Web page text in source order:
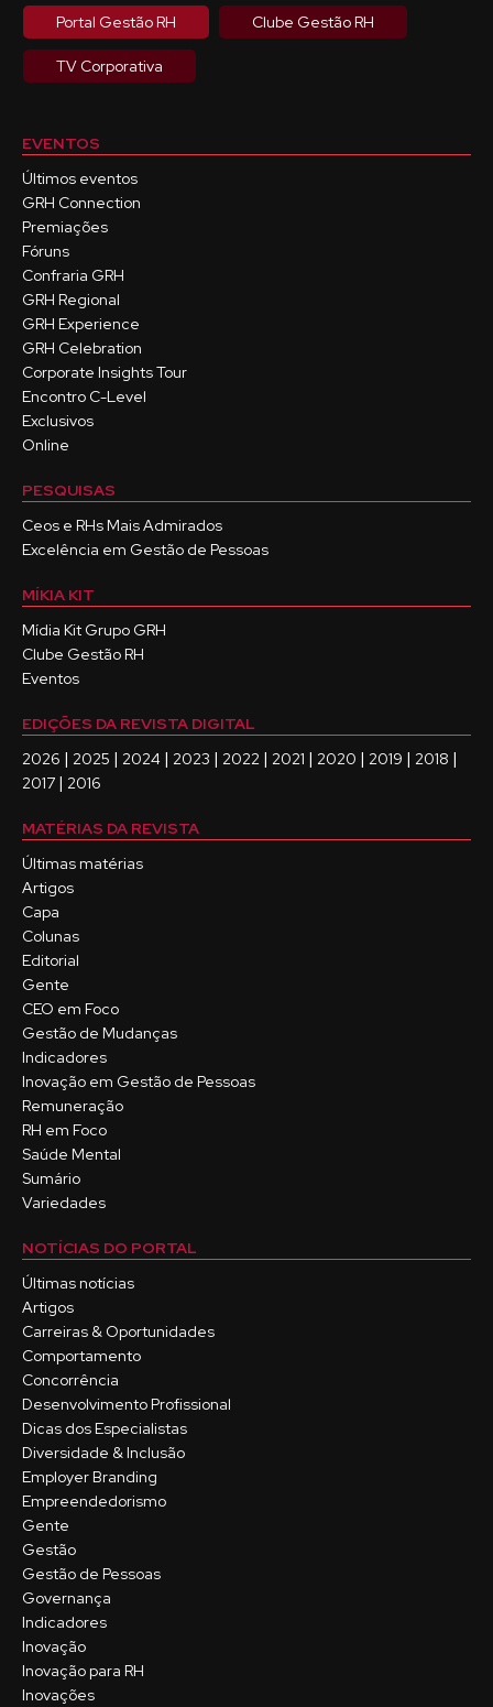
Portal Gestão RH Clube Gestão RH
TV Corporativa
EVENTOS
Últimos eventos
GRH Connection
Premiações
Fóruns
Confraria GRH
GRH Regional
GRH Experience
GRH Celebration
Corporate Insights Tour
Encontro C-Level
Exclusivos
Online
PESQUISAS
Ceos e RHs Mais Admirados
Excelência em Gestão de Pessoas
MÍKIA KIT
Mídia Kit Grupo GRH
Clube Gestão RH
Eventos
EDIÇÕES DA REVISTA DIGITAL
2026 | 2025 | 2024 | 2023 | 2022 | 2021 | 2020 | 2019 | 2018 |
2017 | 2016
MATÉRIAS DA REVISTA
Últimas matérias
Artigos
Capa
Colunas
Editorial
Gente
CEO em Foco
Gestão de Mudanças
Indicadores
Inovação em Gestão de Pessoas
Remuneração
RH em Foco
Saúde Mental
Sumário
Variedades
NOTÍCIAS DO PORTAL
Últimas notícias
Artigos
Carreiras & Oportunidades
Comportamento
Concorrência
Desenvolvimento Profissional
Dicas dos Especialistas
Diversidade & Inclusão
Employer Branding
Empreendedorismo
Gente
Gestão
Gestão de Pessoas
Governança
Indicadores
Inovação
Inovação para RH
Inovações